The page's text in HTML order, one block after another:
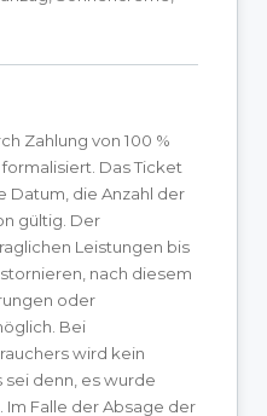
Zahlung von 100 %
Das Ticket
Datum, die Anzahl der
gültig. Der
Leistungen bis
nach diesem
oder
Bei
wird kein
denn, es wurde
Falle der Absage der